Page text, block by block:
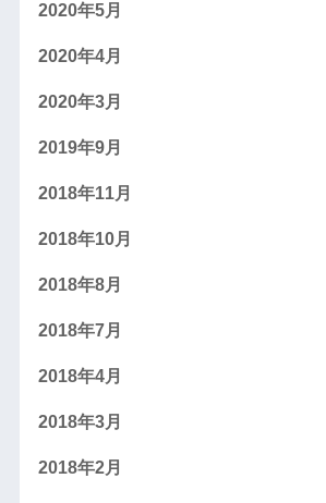
2020年5月
2020年4月
2020年3月
2019年9月
2018年11月
2018年10月
2018年8月
2018年7月
2018年4月
2018年3月
2018年2月